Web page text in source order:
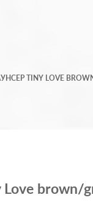
TINY LOVE
Love brown/